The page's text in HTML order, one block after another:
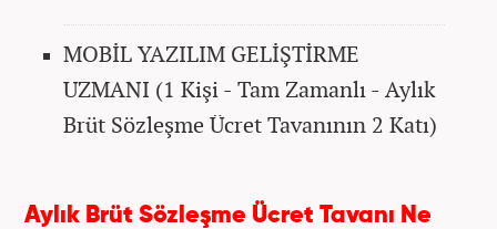
MOBİL YAZILIM GELİŞTİRME
UZMANI (1 Kişi - Tam Zamanlı - Aylık
Brüt Sözleşme Ücret Tavanının 2 Katı)
Aylık Brüt Sözleşme Ücret Tavanı Ne